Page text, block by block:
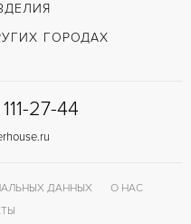
Двойной сложности застежка
ГОРОДАХ
27-44
ДАННЫХ
О НАС